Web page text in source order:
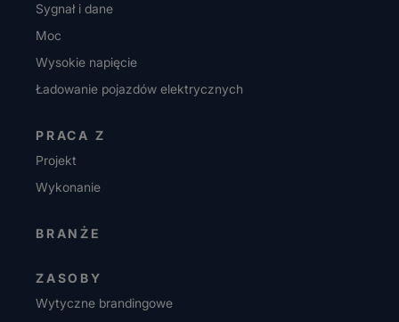
Sygnał i dane
Moc
Wysokie napięcie
Ładowanie pojazdów elektrycznych
PRACA Z
Projekt
Wykonanie
BRANŻE
ZASOBY
Wytyczne brandingowe